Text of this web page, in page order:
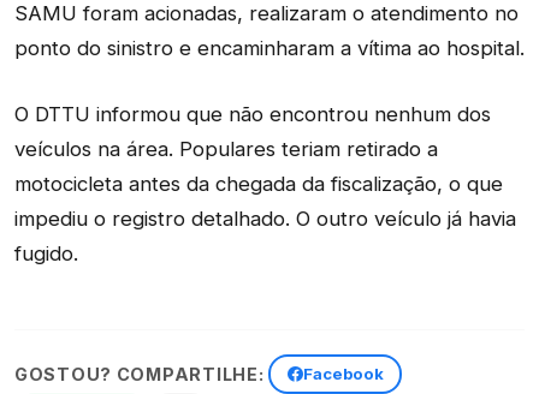
SAMU foram acionadas, realizaram o atendimento no
ponto do sinistro e encaminharam a vítima ao hospital.
O DTTU informou que não encontrou nenhum dos
veículos na área. Populares teriam retirado a
motocicleta antes da chegada da fiscalização, o que
impediu o registro detalhado. O outro veículo já havia
fugido.
GOSTOU? COMPARTILHE: Facebook